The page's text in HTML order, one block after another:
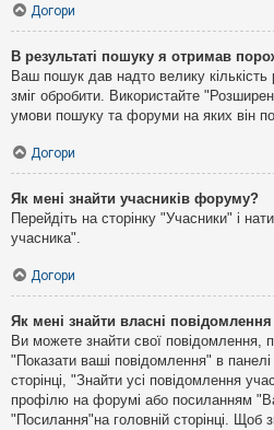
Догори
В результаті пошуку я отримав
Ваш пошук дав надто велику кількість
зміг обробити. Використайте
умови пошуку та форуми на яких він
Догори
Як мені знайти учасників форуму?
Перейдіть на сторінку "Учасники" і
учасника".
Догори
Як мені знайти власні
Ви можете знайти свої повідомлення,
"Показати ваші повідомлення" в
сторінці, "Знайти усі повідомлення
профілю на форумі або посиланням
"Посилання"на головній сторінці. Щоб